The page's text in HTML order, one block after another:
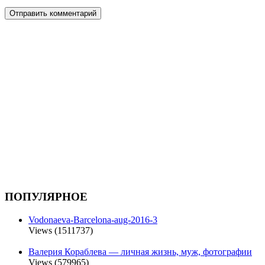
ПОПУЛЯРНОЕ
Vodonaeva-Barcelona-aug-2016-3
Views (1511737)
Валерия Кораблева — личная жизнь, муж, фотографии
Views (579965)